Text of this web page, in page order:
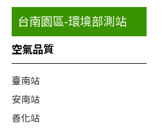
台南園區-環境部測站
空氣品質
臺南站
安南站
善化站